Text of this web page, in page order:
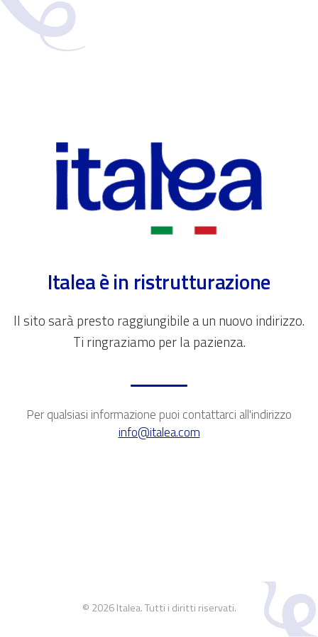
Italea è in ristrutturazione
Il sito sarà presto raggiungibile a un nuovo indirizzo.
Ti ringraziamo per la pazienza.
Per qualsiasi informazione puoi contattarci all'indirizzo
info@italea.com
© 2026 Italea. Tutti i diritti riservati.